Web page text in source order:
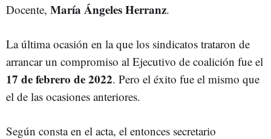
Docente, María Ángeles Herranz.
La última ocasión en la que los sindicatos trataron de
arrancar un compromiso al Ejecutivo de coalición fue el
17 de febrero de 2022. Pero el éxito fue el mismo que
el de las ocasiones anteriores.
Según consta en el acta, el entonces secretario